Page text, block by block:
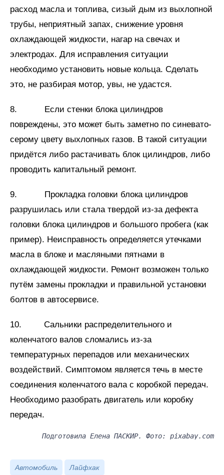
расход масла и топлива, сизый дым из выхлопной
трубы, неприятный запах, снижение уровня
охлаждающей жидкости, нагар на свечах и
электродах. Для исправления ситуации
необходимо установить новые кольца. Сделать
это, не разбирая мотор, увы, не удастся.
8. Если стенки блока цилиндров
повреждены, это может быть заметно по синевато-
серому цвету выхлопных газов. В такой ситуации
придётся либо растачивать блок цилиндров, либо
проводить капитальный ремонт.
9. Прокладка головки блока цилиндров
разрушилась или стала твердой из-за дефекта
головки блока цилиндров и большого пробега (как
пример). Неисправность определяется утечками
масла в блоке и масляными пятнами в
охлаждающей жидкости. Ремонт возможен только
путём замены прокладки и правильной установки
болтов в автосервисе.
10. Сальники распределительного и
коленчатого валов сломались из-за
температурных перепадов или механических
воздействий. Симптомом является течь в месте
соединения коленчатого вала с коробкой передач.
Необходимо разобрать двигатель или коробку
передач.
Подготовила Елена ПАСКИР. Фото: pixabay.com
Автомобиль Лайфхак